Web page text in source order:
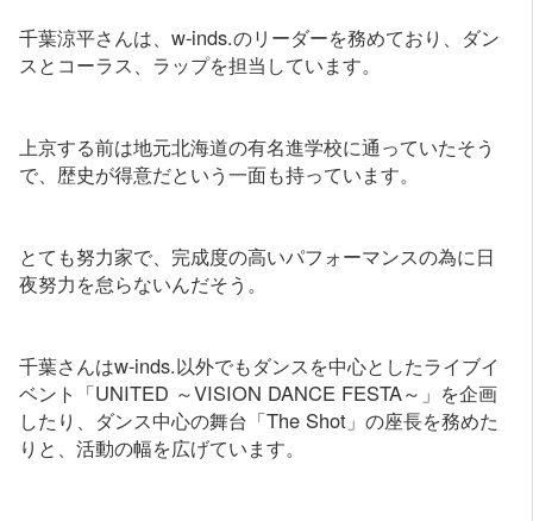
千葉涼平さんは、w-inds.のリーダーを務めており、ダン
スとコーラス、ラップを担当しています。
上京する前は地元北海道の有名進学校に通っていたそう
で、歴史が得意だという一面も持っています。
とても努力家で、完成度の高いパフォーマンスの為に日
夜努力を怠らないんだそう。
千葉さんはw-inds.以外でもダンスを中心としたライブイ
ベント「UNITED ～VISION DANCE FESTA～」を企画
したり、ダンス中心の舞台「The Shot」の座長を務めた
りと、活動の幅を広げています。